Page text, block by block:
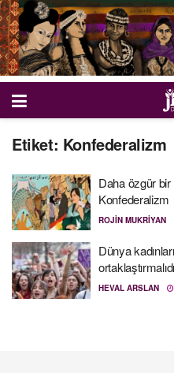
Etiket: Konfederalizm
Daha özgür
Konfederalizm
ROJIN MUKRIYAN
Dünya
HEVAL ARSLAN